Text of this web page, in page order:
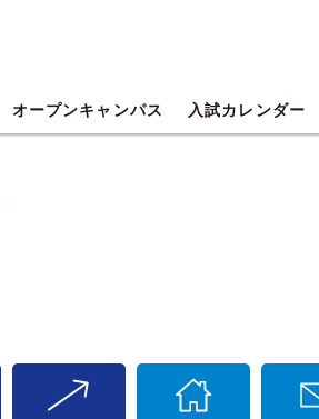
オープンキャンパス 入試カレンダー